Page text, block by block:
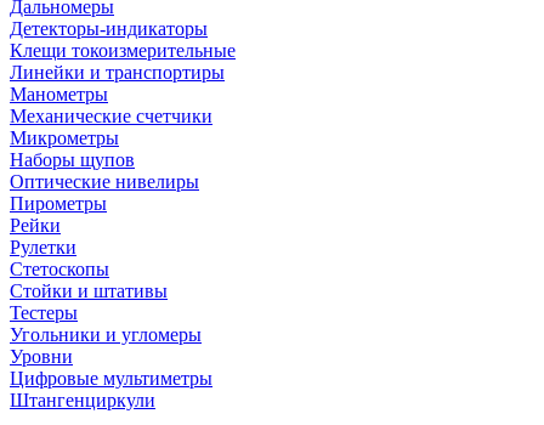
Дальномеры
Детекторы-индикаторы
Клещи токоизмерительные
Линейки и транспортиры
Манометры
Механические счетчики
Микрометры
Наборы щупов
Оптические нивелиры
Пирометры
Рейки
Рулетки
Стетоскопы
Стойки и штативы
Тестеры
Угольники и угломеры
Уровни
Цифровые мультиметры
Штангенциркули